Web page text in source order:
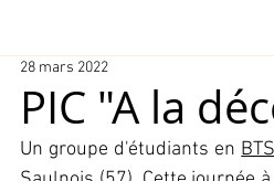
PIC "A la
28 mars 2022
Un groupe d'étudiants en